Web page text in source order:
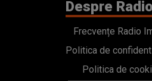
Despre
Frecvențe Radio
Politica de
Politica de